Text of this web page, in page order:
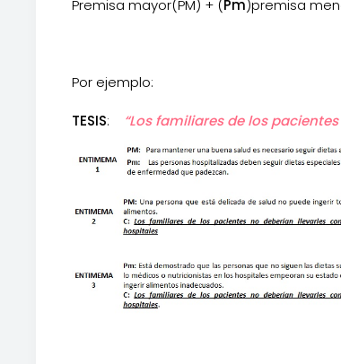
Premisa mayor(PM) + (Pm)premisa
Por ejemplo:
TESIS: “Los familiares de los